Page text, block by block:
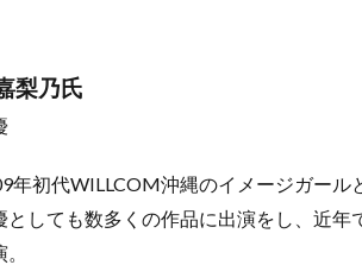
梨乃氏
年初代WILLCOM沖縄のイメージガール
としても数多くの作品に出演をし、近年